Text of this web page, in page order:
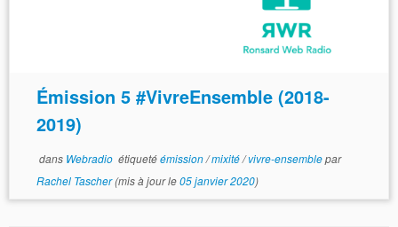
Émission 5 #VivreEnsemble (2018-
2019)
dans Webradio étiquetéémission/mixité/vivre-ensemblepar
Rachel Tascher(mis à jour le05 janvier 2020)